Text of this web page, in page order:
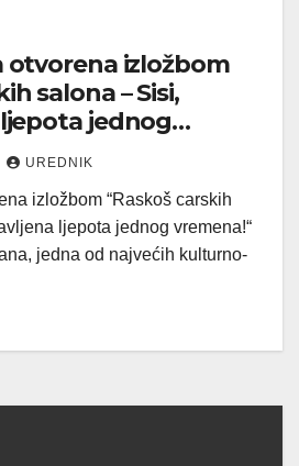
otvorena izložbom
salona – Sisi,
jednog
UREDNIK
izložbom “Raskoš carskih
ljepota jednog vremena!“
jedna od najvećih kulturno-